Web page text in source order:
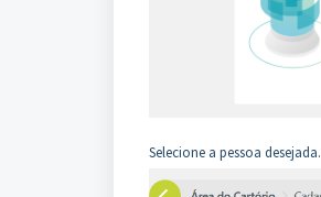
Selecione a pessoa desejada.